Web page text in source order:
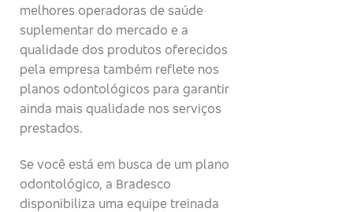
melhores operadoras de saúde
suplementar do mercado e a
qualidade dos produtos oferecidos
pela empresa também reflete nos
planos odontológicos para garantir
ainda mais qualidade nos serviços
prestados.
Se você está em busca de um plano
odontológico, a Bradesco
disponibiliza uma equipe treinada